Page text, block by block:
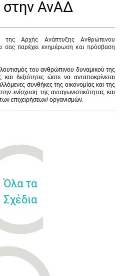
ΑνΑΔ
της Αρχής Ανάπτυξης Ανθρώπινου
παρέχει ενημέρωση και πρόσβαση
του ανθρώπινου δυναμικού της
δεξιότητες ώστε να ανταποκρίνεται
συνθήκες της οικονομίας και της
ενίσχυση της ανταγωνιστικότητας και
επιχειρήσεων/ οργανισμών.
Όλα τα
Σχέδια